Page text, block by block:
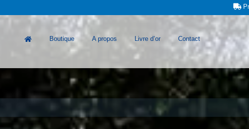
Boutique A propos Livre d’or Contact